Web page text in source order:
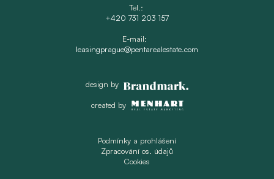
Tel.:
+420 731 203 157
E-mail:
leasingprague@pentarealestate.com
design by
created by
Podmínky a prohlášení
Zpracování os. údajů
Cookies